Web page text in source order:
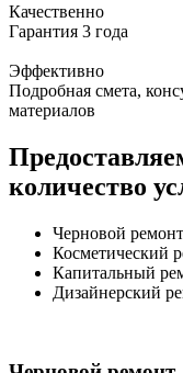
Качественно
Гарантия 3 года
Эффективно
Подробная смета,
материалов
количество
Черновой ремонт
Косметический
Капитальный
Дизайнерский